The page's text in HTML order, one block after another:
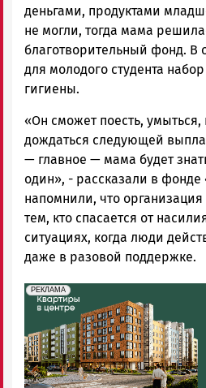
деньгами, продуктами
не могли, тогда мама
благотворительный фонд. В
для молодого студента
гигиены.
«Он сможет поесть, умыться,
дождаться следующей
— главное — мама будет
один», - рассказали в
напомнили, что организация
тем, кто спасается от
ситуациях, когда люди
даже в разовой поддержке.
erid: 2SDnjdeSPnB
РЕКЛАМА
Реклама